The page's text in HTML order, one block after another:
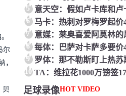
尔
，
贝
5
6
7
8
9
10
足球录像HOT VIDEO